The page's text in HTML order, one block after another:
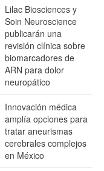
Lilac Biosciences y
Soin Neuroscience
publicarán una
revisión clínica sobre
biomarcadores de
ARN para dolor
neuropático
Innovación médica
amplía opciones para
tratar aneurismas
cerebrales complejos
en México